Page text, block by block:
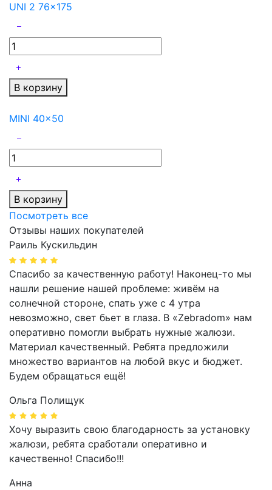
UNI 2 76x175
В корзину
MINI 40x50
В корзину
Посмотреть все
Отзывы наших покупателей
Раиль Кускильдин
Спасибо за качественную работу! Наконец-то мы
нашли решение нашей проблеме: живём на
солнечной стороне, спать уже с 4 утра
невозможно, свет бьет в глаза. В «Zebradom» нам
оперативно помогли выбрать нужные жалюзи.
Материал качественный. Ребята предложили
множество вариантов на любой вкус и бюджет.
Будем обращаться ещё!
Ольга Полищук
Хочу выразить свою благодарность за установку
жалюзи, ребята сработали оперативно и
качественно! Спасибо!!!
Анна